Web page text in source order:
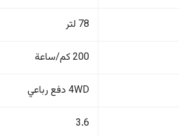
78 لتر
200 كم/ساعة
4WD دفع رباعي
3.6